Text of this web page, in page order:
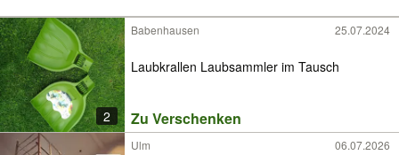
2
Babenhausen 25.07.2024
Laubkrallen Laubsammler im Tausch
Zu Verschenken
Ulm 06.07.2026